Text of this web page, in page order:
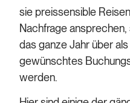
sie preissensible
Nachfrage
das ganze Jahr über
gewünschtes
werden.